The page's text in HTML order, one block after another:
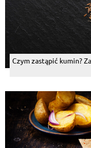
Czym zastąpić kumin?